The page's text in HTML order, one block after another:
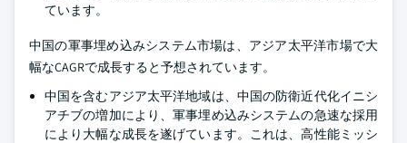
ています。
中国の軍事埋め込みシステム市場は、アジア太平洋市場で大
幅なCAGRで成長すると予想されています。
中国を含むアジア太平洋地域は、中国の防衛近代化イニシ
アチブの増加により、軍事埋め込みシステムの急速な採用
により大幅な成長を遂げています。これは、高性能ミッシ